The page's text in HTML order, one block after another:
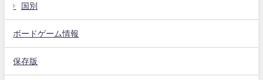
国別
ボードゲーム情報
保存版